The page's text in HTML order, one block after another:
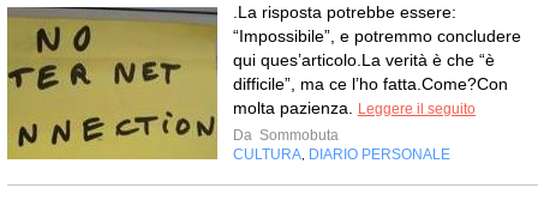
.La risposta potrebbe essere:
“Impossibile”, e potremmo concludere
qui ques’articolo.La verità è che “è
difficile”, ma ce l’ho fatta.Come?Con
molta pazienza.
Leggere il seguito
Da Sommobuta
CULTURA DIARIO PERSONALE